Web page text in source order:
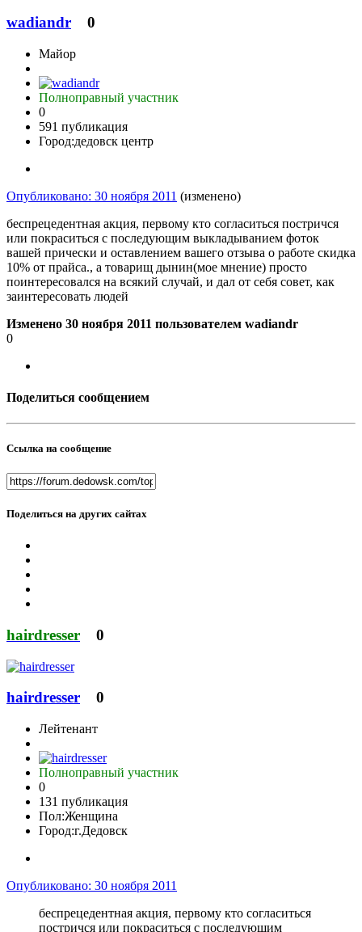
wadiandr 0
Майор
Полноправный участник
0
591 публикация
Город:дедовск центр
Опубликовано: 30 ноября 2011 (изменено)
беспрецедентная акция, первому кто согласиться постричся
или покраситься с последующим выкладыванием фоток
вашей прически и оставлением вашего отзыва о работе скидка
10% от прайса., а товарищ дынин(мое мнение) просто
поинтересовался на всякий случай, и дал от себя совет, как
заинтересовать людей
Изменено 30 ноября 2011 пользователем wadiandr
0
Поделиться сообщением
Ссылка на сообщение
Поделиться на других сайтах
hairdresser 0
hairdresser 0
Лейтенант
Полноправный участник
0
131 публикация
Пол:Женщина
Город:г.Дедовск
Опубликовано: 30 ноября 2011
беспрецедентная акция, первому кто согласиться
постричся или покраситься с последующим